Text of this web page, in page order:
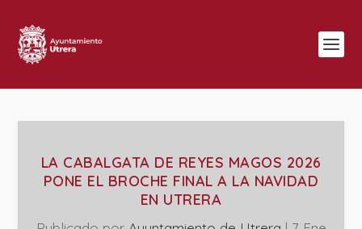
LA CABALGATA DE REYES MAGOS 2026
PONE EL BROCHE FINAL A LA NAVIDAD
EN UTRERA